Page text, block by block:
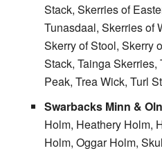
Stack, Skerries of
Tunasdaal, Skerries of
Skerry of Stool, Skerry
Stack, Tainga
Peak, Trea Wick, Turl
Swarbacks Minn &
Holm, Heathery Holm,
Holm, Oggar Holm,